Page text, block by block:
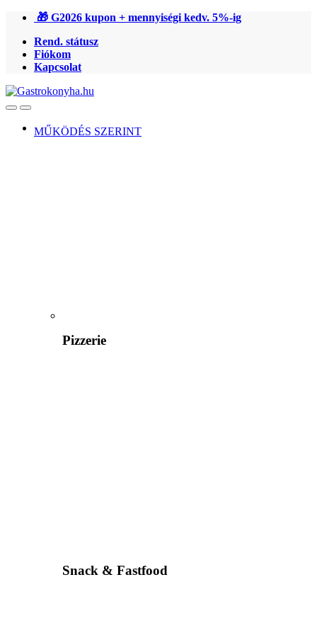
Ugrás
navigációhoz
Ugrás
tartalomra
🎁 G2026 kupon + mennyiségi kedv. 5%-ig
Rend. státusz
Fiókom
Kapcsolat
OpenClose
MŰKÖDÉS SZERINT
Pizzerie
Snack & Fastfood